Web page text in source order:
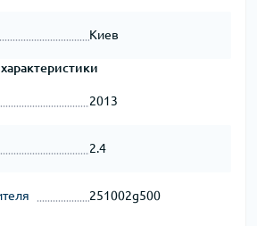
Киев
2013
2.4
251002g500